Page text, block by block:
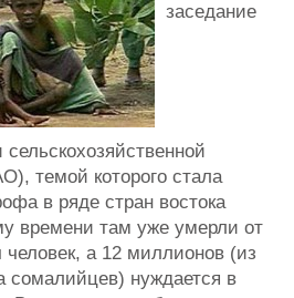
заседание
темой которого стала
в ряде стран востока
времени там уже умерли от
человек, а 12 миллионов (из
сомалийцев) нуждается в